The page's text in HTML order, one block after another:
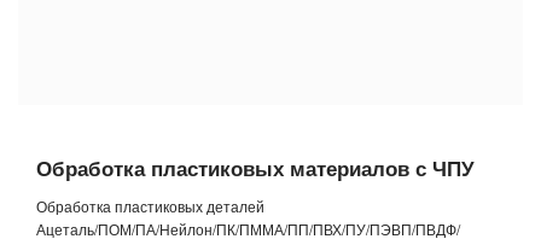
Обработка пластиковых материалов с ЧПУ
Обработка пластиковых деталей
Ацеталь/ПОМ/ПА/Нейлон/ПК/ПММА/ПП/ПВХ/ПУ/ПЭВП/ПВДФ/